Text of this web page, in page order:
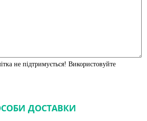
не підтримується! Використовуйте
ДОСТАВКИ